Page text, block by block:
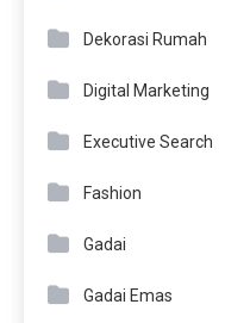
Dekorasi Rumah
Digital Marketing
Executive Search
Fashion
Gadai
Gadai Emas